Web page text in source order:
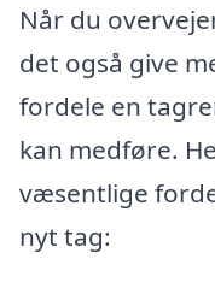
Når du
det også give
fordele en
kan medføre.
væsentlige
nyt tag: